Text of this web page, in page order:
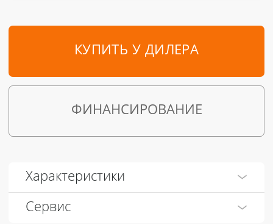
КУПИТЬ У ДИЛЕРА
ФИНАНСИРОВАНИЕ
Характеристики
Сервис